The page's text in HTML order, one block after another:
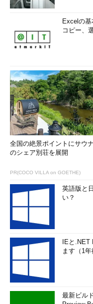
Excelの基
コピー、
全国の絶景ポイントにサウ
のシェア別荘を展開
PR(COCO VILLA on GOETHE)
英語版と
い？
IEと
ます（1
最新ビル